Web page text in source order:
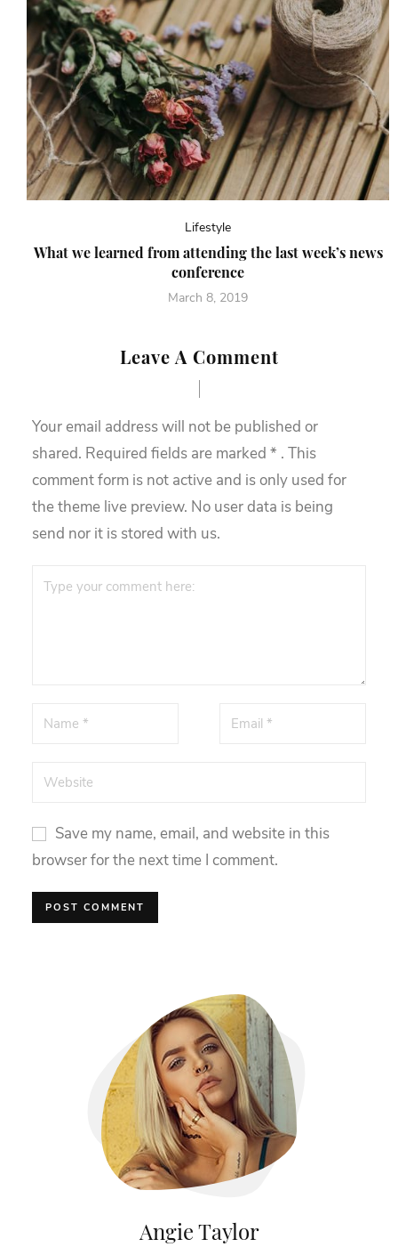
Lifestyle
What we learned from attending the last week’s news
conference
March 8, 2019
Leave A Comment
Your email address will not be published or
shared. Required fields are marked * . This
comment form is not active and is only used for
the theme live preview. No user data is being
send nor it is stored with us.
Save my name, email, and website in this
browser for the next time I comment.
Angie Taylor